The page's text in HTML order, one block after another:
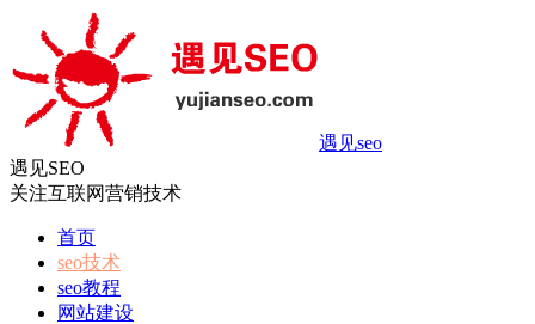
遇见seo
遇见SEO
关注互联网营销技术
首页
seo技术
seo教程
网站建设